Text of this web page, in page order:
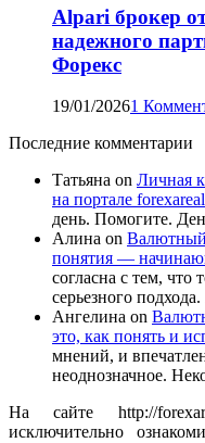
Alpari брокер
надежного
Форекс
19/01/20261
Последние комментарии
Татьяна on Личная
на портале
день. Помогите.
Алина on Валютный
понятия —
согласна с тем, что
серьезного
Ангелина on
это, как понять и
мнений, и
неоднозначное.
На сайте http://
исключительно